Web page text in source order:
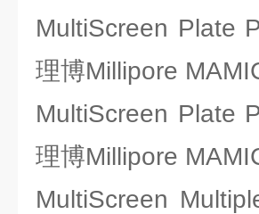
MultiScreen Plate
理博Millipore
MultiScreen Plate
理博Millipore
MultiScreen